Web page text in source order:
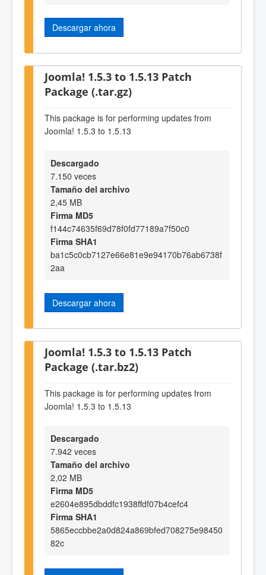
Descargar ahora
Joomla! 1.5.3 to 1.5.13 Patch
Package (.tar.gz)
This package is for performing updates from
Joomla! 1.5.3 to 1.5.13
Descargado
7.150 veces
Tamaño del archivo
2,45 MB
Firma MD5
f144c74635f69d78f0fd77189a7f50c0
Firma SHA1
ba1c5c0cb7127e66e81e9e94170b76ab6738f
2aa
Descargar ahora
Joomla! 1.5.3 to 1.5.13 Patch
Package (.tar.bz2)
This package is for performing updates from
Joomla! 1.5.3 to 1.5.13
Descargado
7.942 veces
Tamaño del archivo
2,02 MB
Firma MD5
e2604e895dbddfc1938ffdf07b4cefc4
Firma SHA1
5865eccbbe2a0d824a869bfed708275e98450
82c